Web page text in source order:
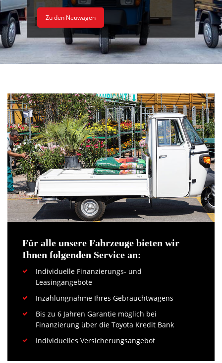
Zu den Neuwagen
Für alle unsere Fahrzeuge bieten wir
Ihnen folgenden Service an:
Individuelle Finanzierungs- und
Leasingangebote
Inzahlungnahme Ihres Gebrauchtwagens
Bis zu 6 Jahren Garantie möglich bei
Finanzierung über die Toyota Kredit Bank
Individuelles Versicherungsangebot